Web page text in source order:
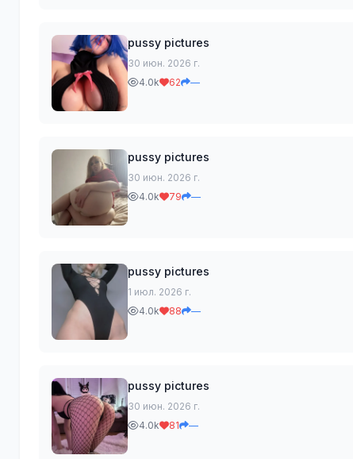
pussy pictures
30 июн. 2026 г.
4.0k
62 —
pussy pictures
30 июн. 2026 г.
4.0k
79 —
pussy pictures
1 июл. 2026 г.
4.0k
88 —
pussy pictures
30 июн. 2026 г.
4.0k
81 —